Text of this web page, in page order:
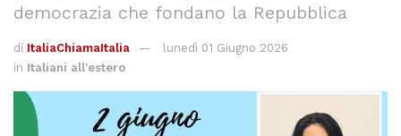
democrazia che fondano la Repubblica
di ItaliaChiamaItalia
lunedì 01 Giugno 2026
in Italiani all'estero